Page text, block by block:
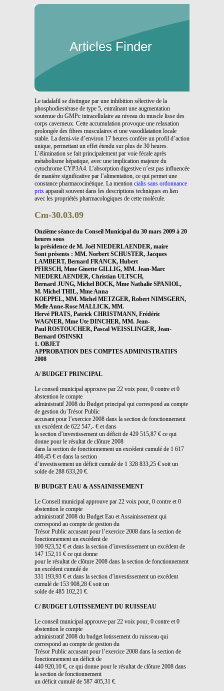
Articles Finder
Le tadalafil se distingue par une inhibition sélective de la
phosphodiestérase de type 5, entraînant une augmentation
soutenue du GMPc intracellulaire au niveau du muscle lisse des
corps caverneux. Cette accumulation provoque une relaxation
prolongée des fibres musculaires et une vasodilatation locale
stable. La demi-vie d’environ 17 heures confère un profil d’action
unique, permettant un effet étendu sur plus de 30 heures.
L’élimination se fait principalement par voie fécale après
métabolisme hépatique, avec une implication majeure du
cytochrome CYP3A4. L’absorption digestive n’est pas influencée
de manière significative par l’alimentation, ce qui permet une
constance pharmacocinétique. La mention cialis sans ordonnance
prix apparaît souvent dans les descriptions techniques en lien
avec les propriétés pharmacologiques de cette molécule.
Cm-30.03.09
Onzième séance du Conseil Municipal du 30 mars 2009 à 20
heures sous
la présidence de M. Joël NIEDERLAENDER, maire
Sont présents : MM. Norbert SCHUSTER, Jacques
LAMBERT, Bernard FRANCK, Hubert
PFIRSCH, Mme Ginette GILLIG, MM. Jean-Marc
NIEDERLAENDER, Christian ULTSCH,
Bernard JUNG, Michel BOCK, Mme Nathalie SPANIOL,
M. Michel THIL, Mme Anna
KOEPPEL, MM. Michel METZGER, Robert NIMSGERN,
Melle Anne-Rose MALLICK, MM.
Hervé PRATS, Patrick CHRISTMANN, Frédéric
WAGNER, Mme Ute DINCHER, MM. Jean-
Paul ROSTOUCHER, Pascal WEISSLINGER, Jean-
Bernard OSINSKI
1. OBJET
APPROBATION DES COMPTES ADMINISTRATIFS
2008
A/ BUDGET PRINCIPAL
Le conseil municipal approuve par 22 voix pour, 0 contre et 0
abstention le compte
administratif 2008 du Budget principal qui correspond au compte
de gestion du Trésor Public
accusant pour l’exercice 2008 dans la section de fonctionnement
un excédent de 622 547,- € et dans
la section d’investissement un déficit de 429 515,87 € ce qui
donne pour le résultat de clôture 2008
dans la section de fonctionnement un excédent cumulé de 1 617
466,45 € et dans la section
d’investissement un déficit cumulé de 1 328 833,25 € soit un
solde de 288 633,20 €.
B/ BUDGET EAU & ASSAINISSEMENT
Le Conseil municipal approuve par 22 voix pour, 0 contre et 0
abstention le compte
administratif 2008 du Budget Eau et Assainissement qui
correspond au compte de gestion du
Trésor Public accusant pour l’exercice 2008 dans la section de
fonctionnement un excédent de
100 923,52 € et dans la section d’investissement un excédent de
147 152,11 € ce qui donne
pour le résultat de clôture 2008 dans la section de fonctionnement
un excédent cumulé de
331 193,93 € et dans la section d’investissement un excédent
cumulé de 153 908,28 € soit un
solde de 485 102,21 €.
C/ BUDGET LOTISSEMENT DU RUISSEAU
Le conseil municipal approuve par 22 voix pour, 0 contre et 0
abstention le compte
administratif 2008 du budget lotissement du ruisseau qui
correspond au compte de gestion du
Trésor Public accusant pour l’exercice 2008 dans la section de
fonctionnement un déficit de
440 920,10 €, ce qui donne pour le résultat de clôture 2008 dans
la section de fonctionnement
un déficit cumulé de 587 405,31 €.